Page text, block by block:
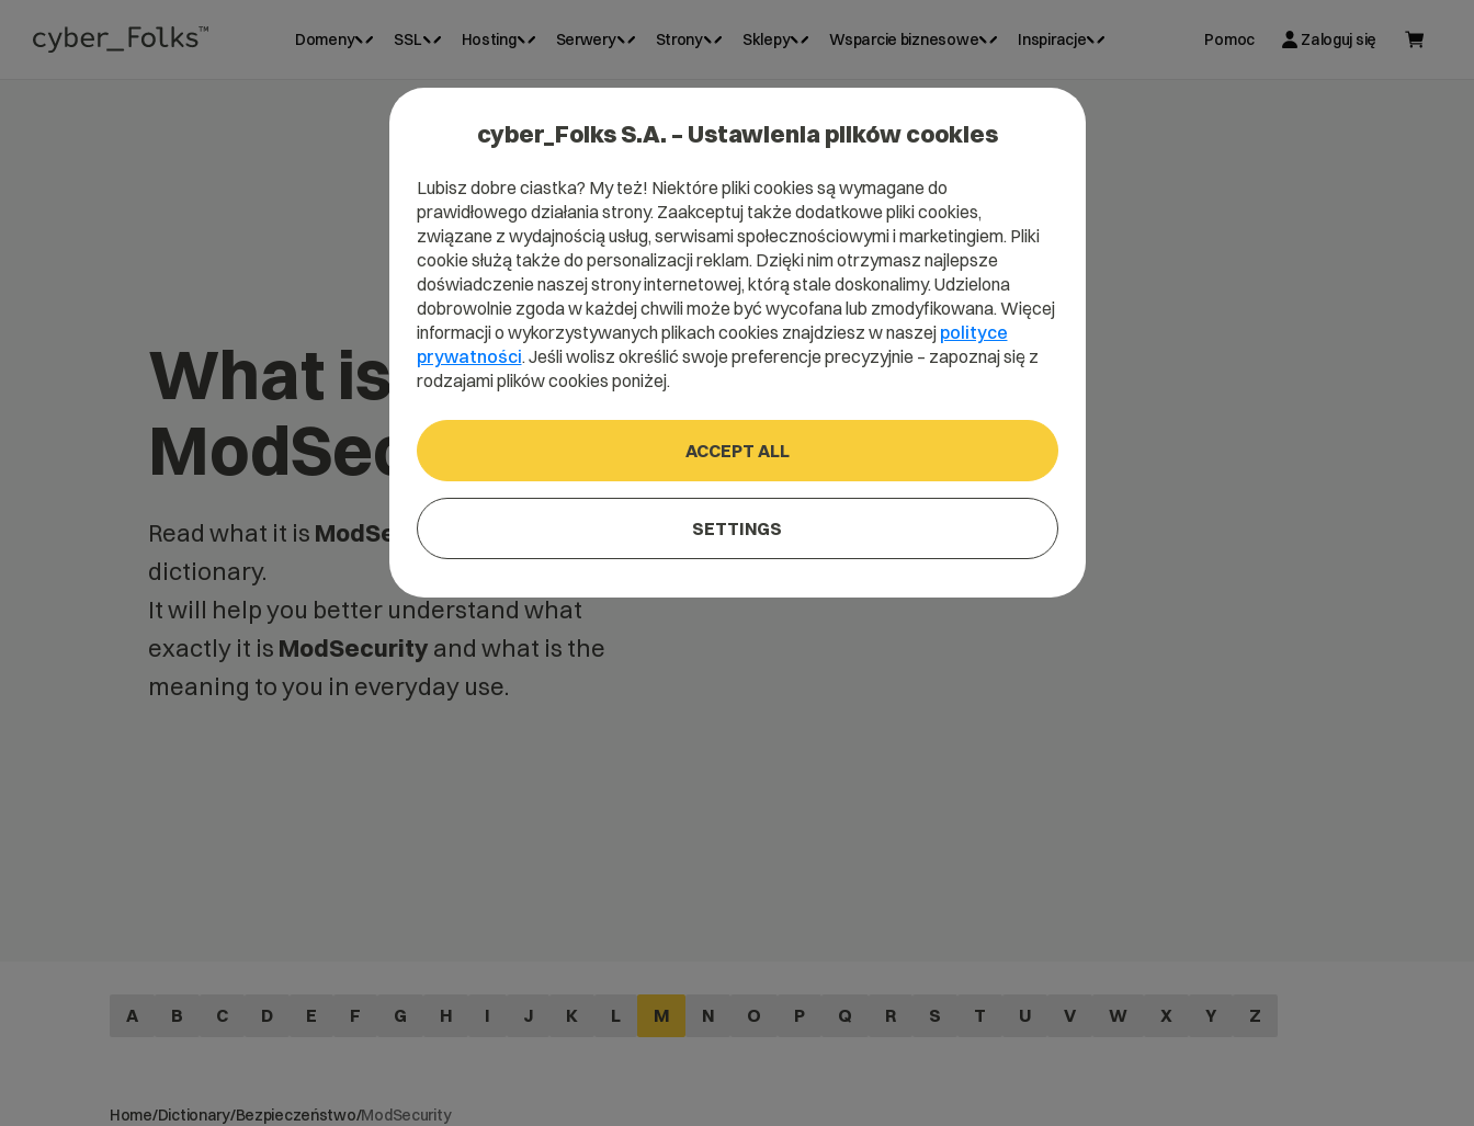
Domeny SSL Hosting Serwery Strony Sklepy Wsparcie biznesowe Inspiracje Pomoc Zaloguj się
What is
ModSecurity?
Read what it is ModSecurity
dictionary.
It will help you better understand what
exactly it is ModSecurity and what is the
meaning to you in everyday use.
A B C D E F G H I J K L M N O P Q R S T U V W X Y Z
Home/Dictionary/Bezpieczeństwo/ModSecurity
cyber_Folks S.A. – Ustawienia plików cookies
Lubisz dobre ciastka? My też! Niektóre pliki cookies są wymagane do
prawidłowego działania strony. Zaakceptuj także dodatkowe pliki cookies,
związane z wydajnością usług, serwisami społecznościowymi i marketingiem. Pliki
cookie służą także do personalizacji reklam. Dzięki nim otrzymasz najlepsze
doświadczenie naszej strony internetowej, którą stale doskonalimy. Udzielona
dobrowolnie zgoda w każdej chwili może być wycofana lub zmodyfikowana. Więcej
informacji o wykorzystywanych plikach cookies znajdziesz w naszej polityce
prywatności. Jeśli wolisz określić swoje preferencje precyzyjnie – zapoznaj się z
rodzajami plików cookies poniżej.
ACCEPT ALL
SETTINGS